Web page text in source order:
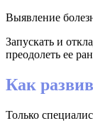
Выявление
Запускать и
преодолеть ее
Как
Только